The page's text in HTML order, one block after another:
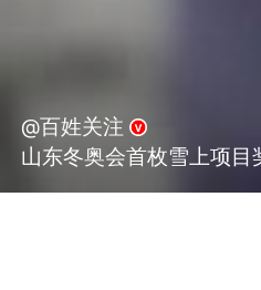
@百姓关注
山东冬奥会首枚雪上项目